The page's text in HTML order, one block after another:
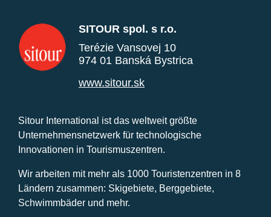
SITOUR spol. s r.o.
Terézie Vansovej 10
974 01 Banská Bystrica
www.sitour.sk
Sitour International ist das weltweit größte
Unternehmensnetzwerk für technologische
Innovationen in Tourismuszentren.
Wir arbeiten mit mehr als 1000 Touristenzentren in 8
Ländern zusammen: Skigebiete, Berggebiete,
Schwimmbäder und mehr.